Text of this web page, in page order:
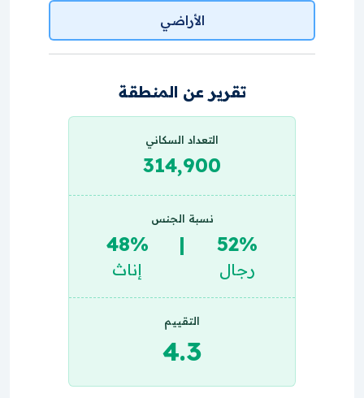
الأراضي
تقرير عن المنطقة
التعداد السكاني
314,900
نسبة الجنس
52%
رجال
|
48%
إناث
التقييم
4.3